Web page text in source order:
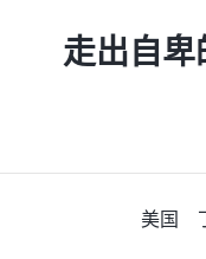
走出自卑
美国